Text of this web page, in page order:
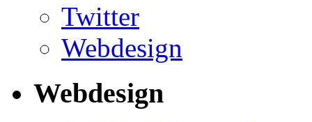
Twitter
Webdesign
Webdesign